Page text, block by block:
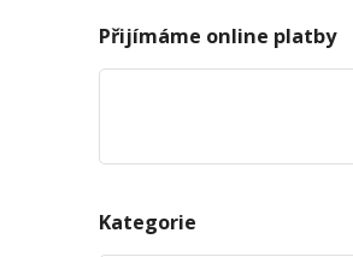
Přijímáme online platby
Kategorie